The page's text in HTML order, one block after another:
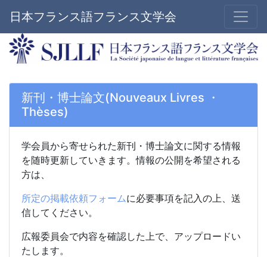
日本フランス語フランス文学会
新刊・博士論文(Nouveaux Livres ・
Thèses)
学会員から寄せられた新刊・ 博士論文に関する情報
を随時更新していきます。情報の公開を希望される
方は、
所定の掲載依頼フォームに必要事項を記入の上、送
信してください。
広報委員会で内容を確認した上で、アップロードい
たします。